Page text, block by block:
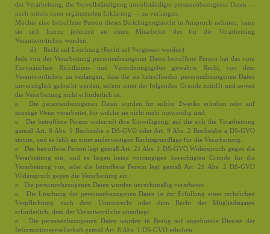
der Verarbeitung, die Vervollständigung unvollständiger personenbezogener Daten —
auch mittels einer ergänzenden Erklärung — zu verlangen.
Möchte eine betroffene Person dieses Berichtigungsrecht in Anspruch nehmen, kann
sie sich hierzu jederzeit an einen Mitarbeiter des für die Verarbeitung
Verantwortlichen wenden.
· d) Recht auf Löschung (Recht auf Vergessen werden)
Jede von der Verarbeitung personenbezogener Daten betroffene Person hat das vom
Europäischen Richtlinien- und Verordnungsgeber gewährte Recht, von dem
Verantwortlichen zu verlangen, dass die sie betreffenden personenbezogenen Daten
unverzüglich gelöscht werden, sofern einer der folgenden Gründe zutrifft und soweit
die Verarbeitung nicht erforderlich ist:
o Die personenbezogenen Daten wurden für solche Zwecke erhoben oder auf
sonstige Weise verarbeitet, für welche sie nicht mehr notwendig sind.
o Die betroffene Person widerruft ihre Einwilligung, auf die sich die Verarbeitung
gemäß Art. 6 Abs. 1 Buchstabe a DS-GVO oder Art. 9 Abs. 2 Buchstabe a DS-GVO
stützte, und es fehlt an einer anderweitigen Rechtsgrundlage für die Verarbeitung.
o Die betroffene Person legt gemäß Art. 21 Abs. 1 DS-GVO Widerspruch gegen die
Verarbeitung ein, und es liegen keine vorrangigen berechtigten Gründe für die
Verarbeitung vor, oder die betroffene Person legt gemäß Art. 21 Abs. 2 DS-GVO
Widerspruch gegen die Verarbeitung ein.
o Die personenbezogenen Daten wurden unrechtmäßig verarbeitet.
o Die Löschung der personenbezogenen Daten ist zur Erfüllung einer rechtlichen
Verpflichtung nach dem Unionsrecht oder dem Recht der Mitgliedstaaten
erforderlich, dem der Verantwortliche unterliegt.
o Die personenbezogenen Daten wurden in Bezug auf angebotene Dienste der
Informationsgesellschaft gemäß Art. 8 Abs. 1 DS-GVO erhoben.